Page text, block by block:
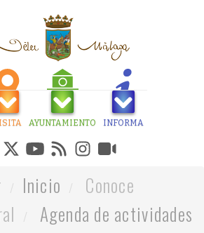
AYUNTAMIENTO INFORMA
Inicio
Conoce
Agenda de actividades